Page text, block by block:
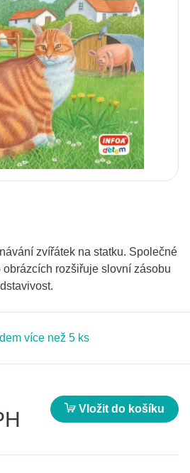
zvířátek na statku. Společné
rozšiřuje slovní zásobu
více než 5 ks
Vložit do košíku